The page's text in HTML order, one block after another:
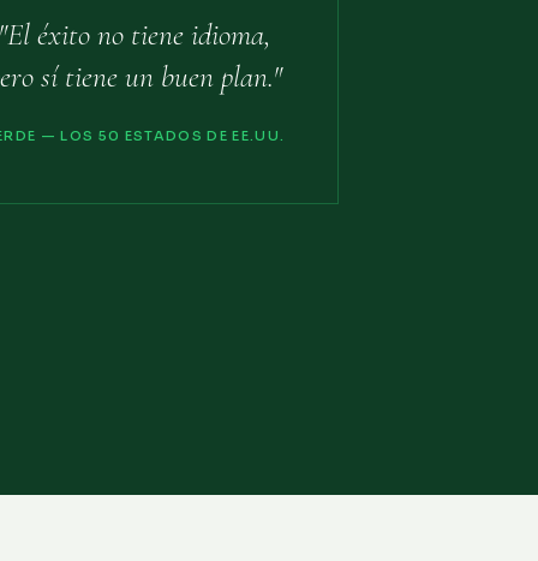
"El éxito no tiene idioma,
sí tiene un buen plan."
— LOS 50 ESTADOS DE EE.UU.